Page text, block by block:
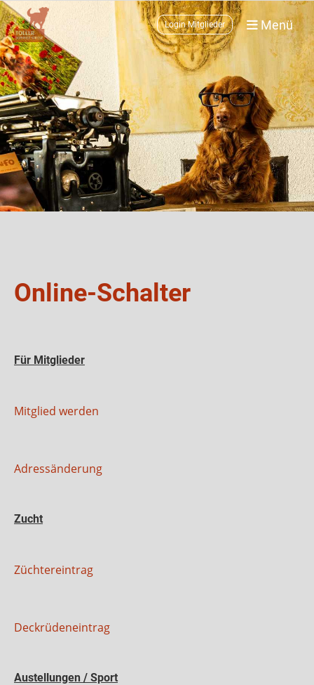
Login Mitglieder Menü
Online-Schalter
Für Mitglieder
Mitglied werden
Adressänderung
Zucht
Züchtereintrag
Deckrüdeneintrag
Austellungen / Sport